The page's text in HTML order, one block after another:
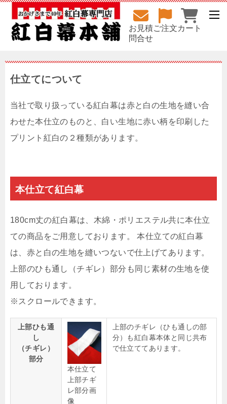
お見積
問合せ
ご注文カート
仕立てについて
当社で取り扱っている紅白幕は赤と白の生地を縫い合
わせた本仕立のものと、白い生地に赤い柄を印刷した
プリント紅白の２種類があります。
本仕立て紅白幕
180cm丈の紅白幕は、木綿・ポリエステル共に本仕立
ての商品をご用意しております。 本仕立ての紅白幕
は、赤と白の生地を縫いつないで仕上げてあります。
上部のひも通し（チギレ）部分も同じ素材の生地を使
用しております。
上部ひも通
し
（チギレ）
部分
本仕立て
上部チギ
レ部分画
像
上部のチギレ（ひも通しの部
分）も紅白幕本体と同じ共布
で仕立ててあります。